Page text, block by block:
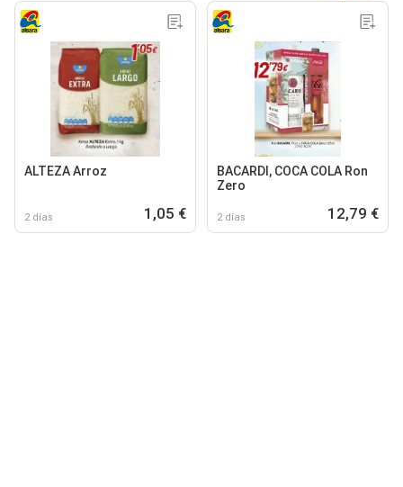
ALTEZA Arroz
2 días 1,05 €
BACARDI, COCA COLA Ron
Zero
2 días 12,79 €